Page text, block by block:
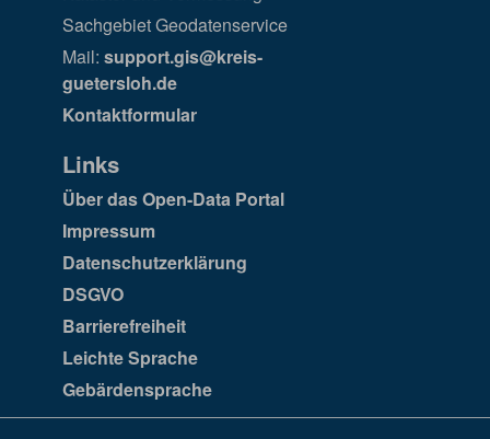
Sachgebiet Geodatenservice
Mail: support.gis@kreis-
guetersloh.de
Kontaktformular
Links
Über das Open-Data Portal
Impressum
Datenschutzerklärung
DSGVO
Barrierefreiheit
Leichte Sprache
Gebärdensprache